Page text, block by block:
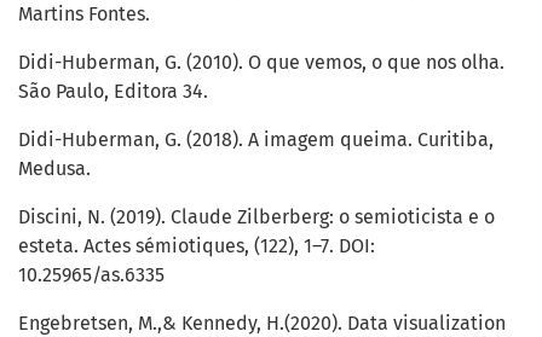
Martins Fontes.
Didi-Huberman, G. (2010). O que vemos, o que nos olha.
São Paulo, Editora 34.
Didi-Huberman, G. (2018). A imagem queima. Curitiba,
Medusa.
Discini, N. (2019). Claude Zilberberg: o semioticista e o
esteta. Actes sémiotiques, (122), 1–7. DOI:
10.25965/as.6335
Engebretsen, M.,& Kennedy, H.(2020). Data visualization